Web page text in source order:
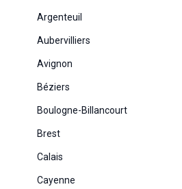
Argenteuil
Aubervilliers
Avignon
Béziers
Boulogne-Billancourt
Brest
Calais
Cayenne